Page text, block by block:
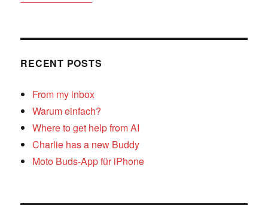
RECENT POSTS
From my inbox
Warum einfach?
Where to get help from AI
Charlie has a new Buddy
Moto Buds-App für iPhone